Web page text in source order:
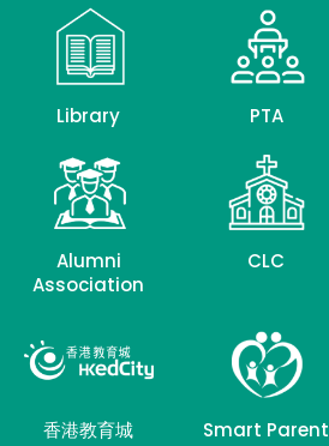
Library PTA
Alumni
Association
CLC
香港教育城
Smart Parent